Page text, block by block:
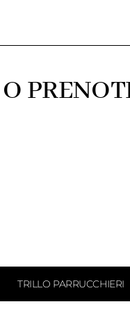
TRILLO PARRUCCHIERI